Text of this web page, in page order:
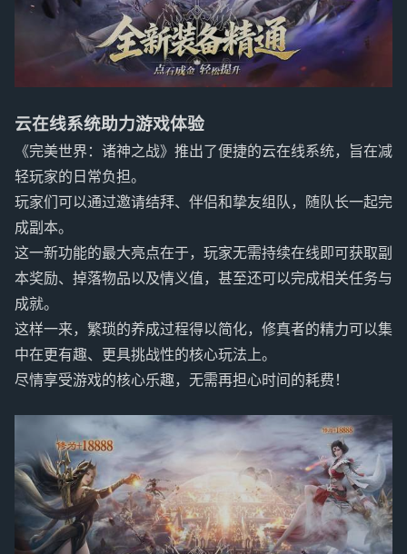
云在线系统助力游戏体验
《完美世界：诸神之战》推出了便捷的云在线系统，旨在减
轻玩家的日常负担。
玩家们可以通过邀请结拜、伴侣和挚友组队，随队长一起完
成副本。
这一新功能的最大亮点在于，玩家无需持续在线即可获取副
本奖励、掉落物品以及情义值，甚至还可以完成相关任务与
成就。
这样一来，繁琐的养成过程得以简化，修真者的精力可以集
中在更有趣、更具挑战性的核心玩法上。
尽情享受游戏的核心乐趣，无需再担心时间的耗费！